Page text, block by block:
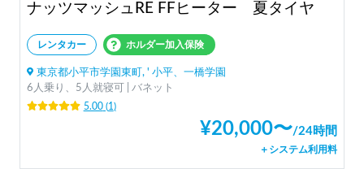
ナッツマッシュRE FFヒーター 夏タイヤ
レンタカー ホルダー加入保険
東京都小平市学園東町, ' 小平、一橋学園
6人乗り、5人就寝可 | バネット
5.00(1)
¥20,000〜/24時間
＋システム利用料